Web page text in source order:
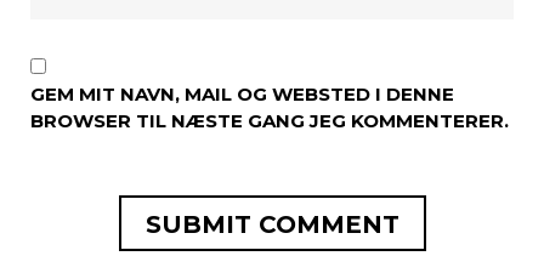
GEM MIT NAVN, MAIL OG WEBSTED I DENNE
BROWSER TIL NÆSTE GANG JEG KOMMENTERER.